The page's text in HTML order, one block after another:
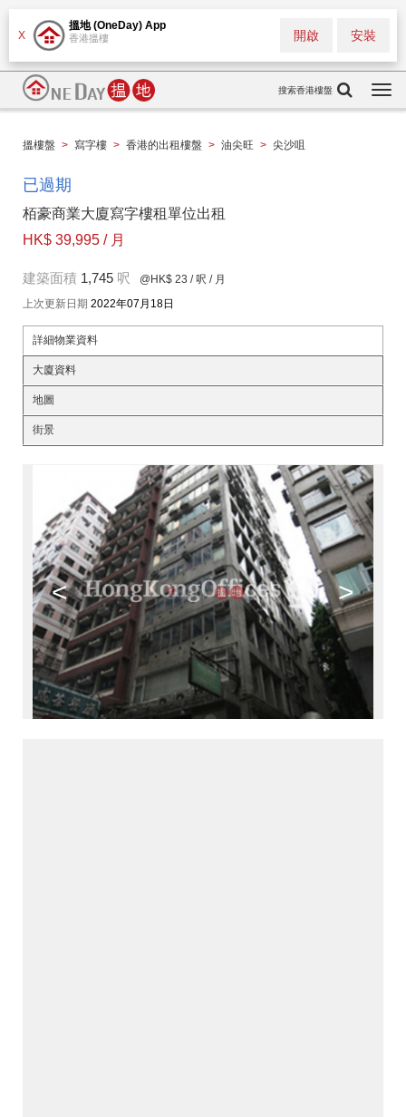
X
搵地 (OneDay) App
香港搵樓 安裝
開啟
搜索香港樓盤
搵樓盤 > 寫字樓 > 香港的出租樓盤 > 油尖旺 > 尖沙咀
已過期
栢豪商業大廈寫字樓租單位出租
HK$ 39,995 / 月
建築面積 1,745 呎 @HK$ 23 / 呎 / 月
上次更新日期 2022年07月18日
詳細物業資料
大廈資料
地圖
街景
< >